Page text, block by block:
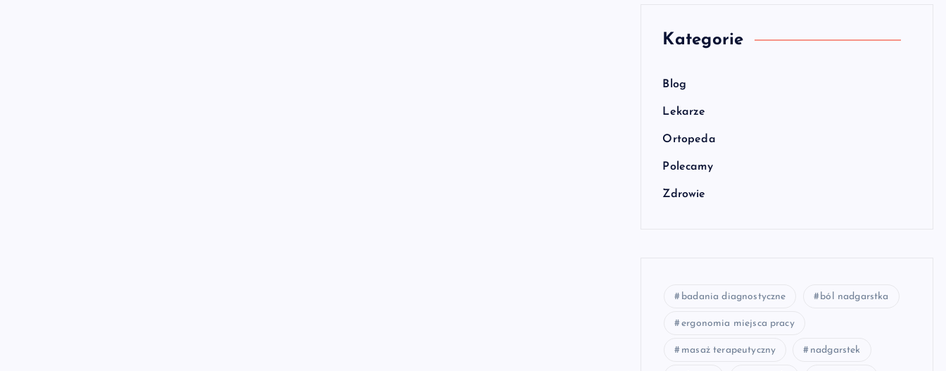
Kategorie
Blog
Lekarze
Ortopeda
Polecamy
Zdrowie
badania diagnostyczne ból nadgarstka
ergonomia miejsca pracy
masaż terapeutyczny nadgarstek